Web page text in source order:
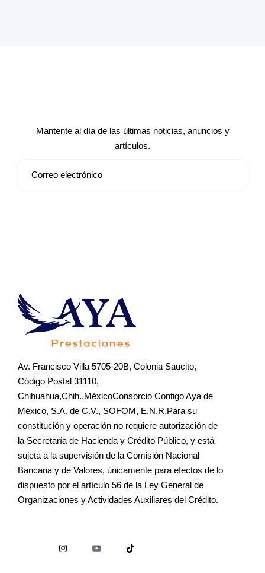
Mantente al día de las últimas noticias, anuncios y
artículos.
Av. Francisco Villa 5705-20B, Colonia Saucito,
Código Postal 31110,
Chihuahua,Chih.,MéxicoConsorcio Contigo Aya de
México, S.A. de C.V., SOFOM, E.N.R.Para su
constitución y operación no requiere autorización de
la Secretaría de Hacienda y Crédito Público, y está
sujeta a la supervisión de la Comisión Nacional
Bancaria y de Valores, únicamente para efectos de lo
dispuesto por el artículo 56 de la Ley General de
Organizaciones y Actividades Auxiliares del Crédito.